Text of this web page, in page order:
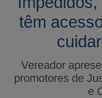
têm
Vereador
promotores de
e